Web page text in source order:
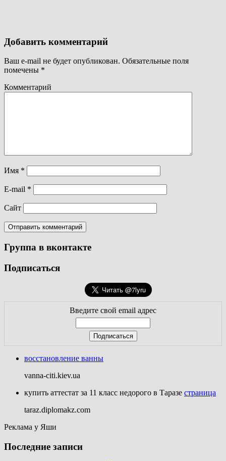
Добавить комментарий
Ваш e-mail не будет опубликован. Обязательные поля
помечены *
Комментарий
Имя *
E-mail *
Сайт
Группа в вконтакте
Подписаться
Введите свой email адрес
восстановление ванны
vanna-citi.kiev.ua
купить аттестат за 11 класс недорого в Таразе страница
taraz.diplomakz.com
Реклама у Яши
Последние записи